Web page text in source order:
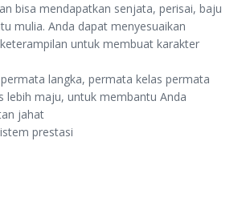
bisa mendapatkan senjata, perisai, baju
mulia. Anda dapat menyesuaikan
untuk membuat karakter
langka, permata kelas permata
lebih maju, untuk membantu Anda
jahat
prestasi